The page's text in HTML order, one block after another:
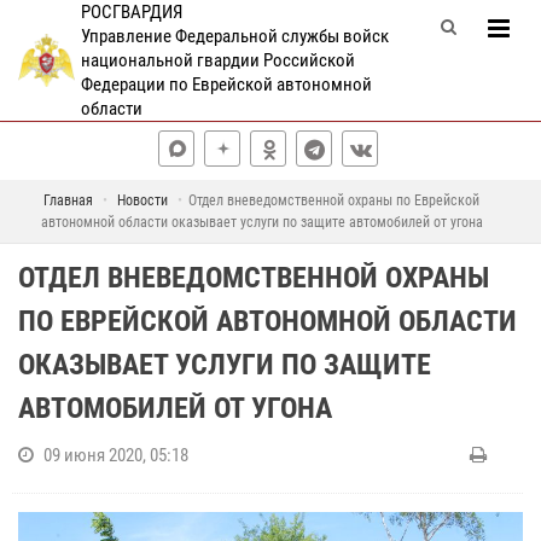
РОСГВАРДИЯ
Управление Федеральной службы войск
национальной гвардии Российской
Федерации по Еврейской автономной
области
Главная Новости
Отдел вневедомственной охраны по Еврейской
автономной области оказывает услуги по защите автомобилей от угона
ОТДЕЛ ВНЕВЕДОМСТВЕННОЙ ОХРАНЫ
ПО ЕВРЕЙСКОЙ АВТОНОМНОЙ ОБЛАСТИ
ОКАЗЫВАЕТ УСЛУГИ ПО ЗАЩИТЕ
АВТОМОБИЛЕЙ ОТ УГОНА
09 июня 2020, 05:18